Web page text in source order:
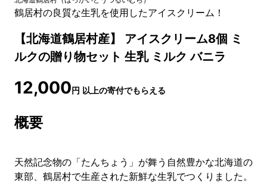
鶴居村の良質な生乳を使用したアイスクリーム！
【北海道鶴居村産】 アイスクリーム8個 ミ
ルクの贈り物セット 生乳 ミルク バニラ
12,000円 以上の寄付でもらえる
概要
天然記念物の「たんちょう」が舞う自然豊かな北海道の
東部、鶴居村で生産された新鮮な生乳でつくりました。